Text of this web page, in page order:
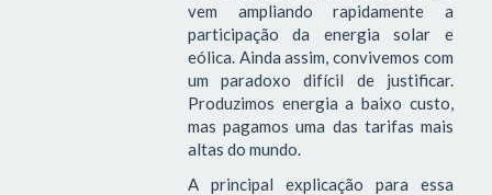
vem ampliando rapidamente a
participação da energia solar e
eólica. Ainda assim, convivemos com
um paradoxo difícil de justificar.
Produzimos energia a baixo custo,
mas pagamos uma das tarifas mais
altas do mundo.
A principal explicação para essa